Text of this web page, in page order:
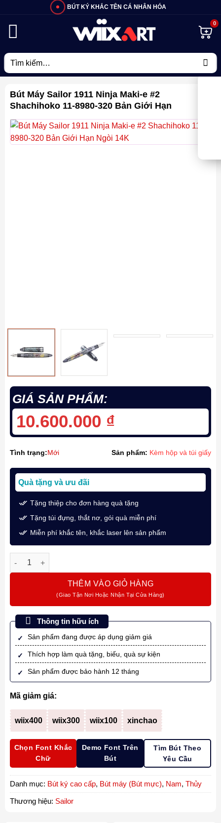
BÚT KÝ KHẮC TÊN CÁ NHÂN HÓA
Tìm
kiếm:
Bút Máy Sailor 1911 Ninja Maki-e #2
Shachihoko 11-8980-320 Bản Giới Hạn
GIÁ SẢN PHẨM:
10.600.000 ₫
Tình trạng:Mới Sản phẩm: Kèm hộp và túi giấy
Quà tặng và ưu đãi
Tặng thiệp cho đơn hàng quà tặng
Tặng túi đựng, thắt nơ, gói quà miễn phí
Miễn phí khắc tên, khắc laser lên sản phẩm
Bút Máy Sailor 1911 Ninja Maki-e #2 Shachihoko 11-8980-320
THÊM VÀO GIỎ HÀNG
Thông tin hữu ích
Sản phẩm đang được áp dụng giảm giá
Thích hợp làm quà tặng, biếu, quà sự kiện
Sản phẩm được bảo hành 12 tháng
Mã giảm giá:
wiix400 wiix300 wiix100 xinchao
Chọn Font Khắc
Chữ
Demo Font Trên
Bút
Tìm Bút Theo
Yêu Cầu
Danh mục: Bút ký cao cấp, Bút máy (Bút mực), Nam, Thủy
Thương hiệu: Sailor